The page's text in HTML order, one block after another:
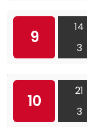
9
14
3
10
21
3